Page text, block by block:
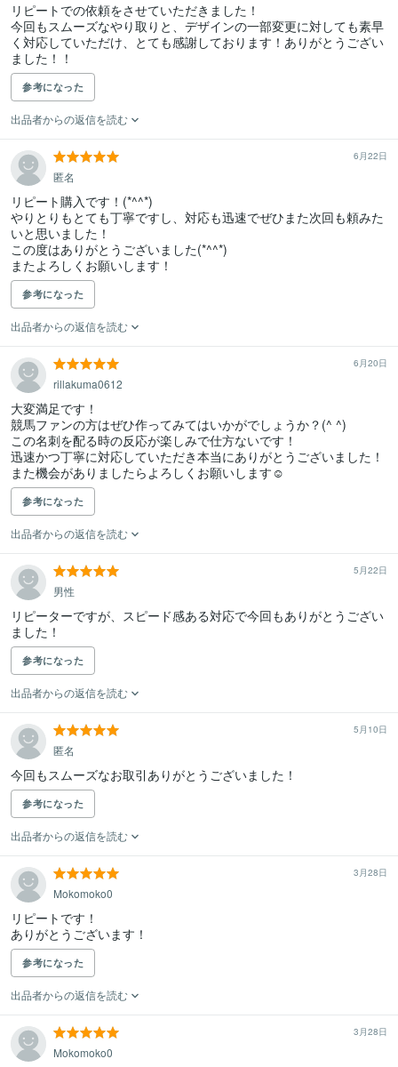
リピートでの依頼をさせていただきました！
今回もスムーズなやり取りと、デザインの一部変更に対しても素早
く対応していただけ、とても感謝しております！ありがとうござい
ました！！
参考になった
出品者からの返信を読む
6月22日
匿名
リピート購入です！(*^^*)
やりとりもとても丁寧ですし、対応も迅速でぜひまた次回も頼みた
いと思いました！
この度はありがとうございました(*^^*)
またよろしくお願いします！
参考になった
出品者からの返信を読む
6月20日
rillakuma0612
大変満足です！
競馬ファンの方はぜひ作ってみてはいかがでしょうか？(^ ^)
この名刺を配る時の反応が楽しみで仕方ないです！
迅速かつ丁寧に対応していただき本当にありがとうございました！
また機会がありましたらよろしくお願いします☺︎
参考になった
出品者からの返信を読む
5月22日
男性
リピーターですが、スピード感ある対応で今回もありがとうござい
ました！
参考になった
出品者からの返信を読む
5月10日
匿名
今回もスムーズなお取引ありがとうございました！
参考になった
出品者からの返信を読む
3月28日
Mokomoko0
リピートです！
ありがとうございます！
参考になった
出品者からの返信を読む
3月28日
Mokomoko0